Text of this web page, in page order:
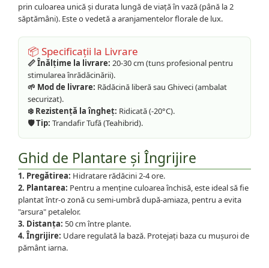
prin culoarea unică și durata lungă de viață în vază (până la 2
săptămâni). Este o vedetă a aranjamentelor florale de lux.
📦 Specificații la Livrare
📏 Înălțime la livrare: 20-30 cm (tuns profesional pentru
stimularea înrădăcinării).
🌱 Mod de livrare: Rădăcină liberă sau Ghiveci (ambalat
securizat).
❄️ Rezistență la îngheț: Ridicată (-20°C).
🛡️ Tip: Trandafir Tufă (Teahibrid).
Ghid de Plantare și Îngrijire
1. Pregătirea: Hidratare rădăcini 2-4 ore.
2. Plantarea: Pentru a menține culoarea închisă, este ideal să fie
plantat într-o zonă cu semi-umbră după-amiaza, pentru a evita
"arsura" petalelor.
3. Distanța: 50 cm între plante.
4. Îngrijire: Udare regulată la bază. Protejați baza cu mușuroi de
pământ iarna.